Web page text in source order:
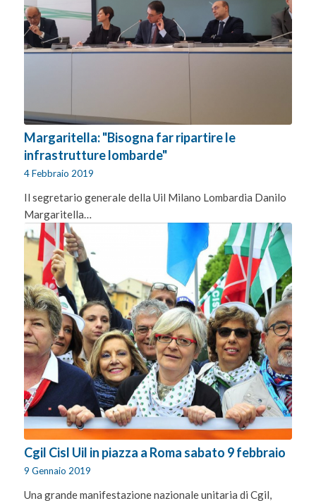
Margaritella: "Bisogna far ripartire le
infrastrutture lombarde"
4 Febbraio 2019
Il segretario generale della Uil Milano Lombardia Danilo
Margaritella…
Cgil Cisl Uil in piazza a Roma sabato 9 febbraio
9 Gennaio 2019
Una grande manifestazione nazionale unitaria di Cgil,